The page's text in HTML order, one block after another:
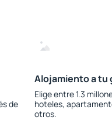
de
Alojamiento a tu
Elige entre 1.3
hoteles,
otros.